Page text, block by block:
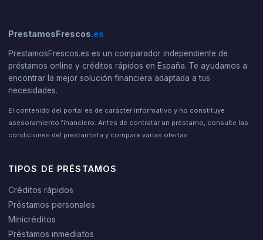
PrestamosFrescos.es
PrestamosFrescos.es es un comparador independiente de
préstamos online y créditos rápidos en España. Te ayudamos a
encontrar la mejor solución financiera adaptada a tus
necesidades.
El contenido del portal es de carácter informativo y no constituye
asesoramiento financiero. Antes de contratar un préstamo, consulte las
condiciones del prestamista y compare varias ofertas.
TIPOS DE PRÉSTAMOS
Créditos rápidos
Préstamos personales
Minicréditos
Préstamos inmediatos